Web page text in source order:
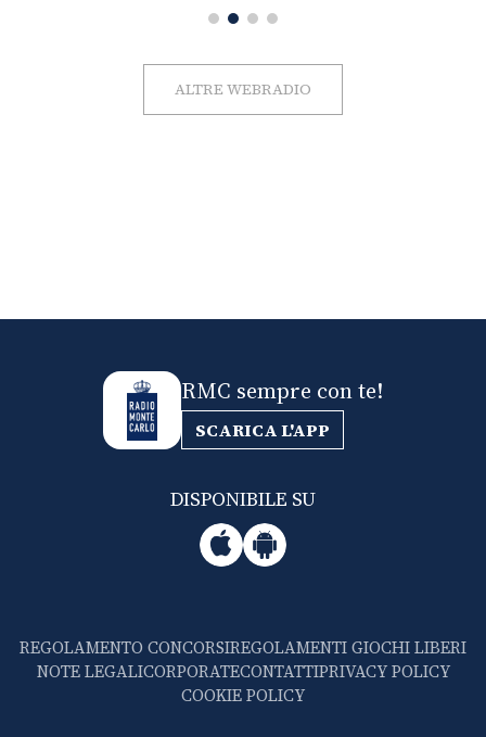
ALTRE WEBRADIO
RMC sempre con te!
SCARICA L'APP
DISPONIBILE SU
REGOLAMENTO CONCORSIREGOLAMENTI GIOCHI LIBERI
NOTE LEGALICORPORATECONTATTIPRIVACY POLICY
COOKIE POLICY